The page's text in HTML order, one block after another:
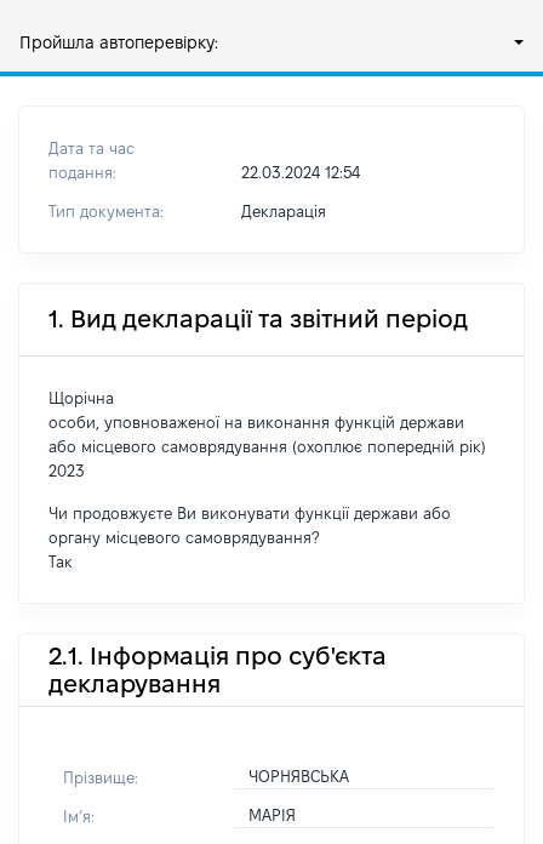
Пройшла автоперевірку:
Дата та час
подання:
22.03.2024 12:54
Тип документа: Декларація
1. Вид декларації та звітний період
Щорічна
особи, уповноваженої на виконання функцій держави
або місцевого самоврядування (охоплює попередній рік)
2023
Чи продовжуєте Ви виконувати функції держави або
органу місцевого самоврядування?
Так
2.1. Інформація про суб'єкта
декларування
Прізвище: ЧОРНЯВСЬКА
Імʼя: МАРІЯ